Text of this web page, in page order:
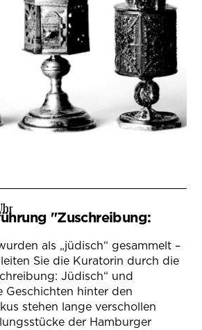
"Zuschreibung:
als „jüdisch“ gesammelt –
Sie die Kuratorin durch die
Jüdisch“ und
Geschichten hinter den
stehen lange verschollen
der Hamburger